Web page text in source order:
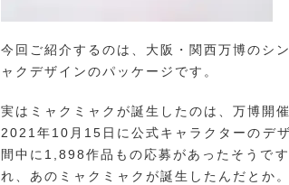
今回ご紹介するのは、大阪・関西万博のシ
ャクデザインのパッケージです。
実はミャクミャクが誕生したのは、万博開
2021年10月15日に公式キャラクターのデ
間中に1,898作品もの応募があったそうで
れ、あのミャクミャクが誕生したんだとか